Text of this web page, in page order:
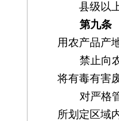
县级以上
第九条
用农产品产
禁止向农
将有毒有害
对严格管
所划定区域